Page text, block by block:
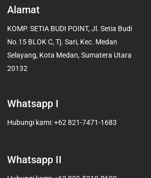
e
o
o
k
t
g
r
a
b
e
Alamat
KOMP. SETIA BUDI POINT, Jl. Setia Budi
No.15 BLOK C, Tj. Sari, Kec. Medan
Selayang, Kota Medan, Sumatera Utara
20132
Whatsapp I
Hubungi kami: +62 821-7471-1683
Whatsapp II